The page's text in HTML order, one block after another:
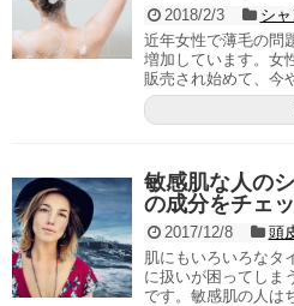
2018/2/3
シ
近年女性で薄毛の問
増加しています。女
販売され始めて、今
敏感肌な人の
の成分をチェ
2017/12/8
頭
肌にもいろいろなタ
に扱いが困ってしま
です。敏感肌の人は